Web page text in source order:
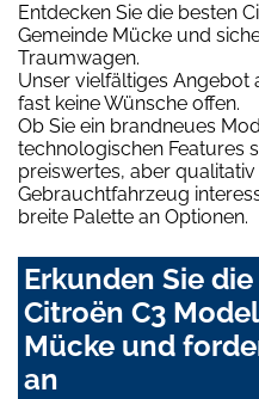
Entdecken Sie die besten
Gemeinde Mücke und
Traumwagen.
Unser vielfältiges Angebot
fast keine Wünsche offen.
Ob Sie ein brandneues
technologischen Features
preiswertes, aber
Gebrauchtfahrzeug
breite Palette an Optionen.
Erkunden Sie
Citroën C3
Mücke und
an